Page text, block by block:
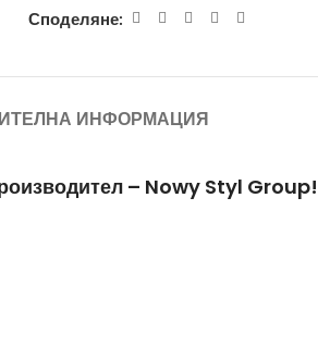
Споделяне:
ИНФОРМАЦИЯ
– Nowy Styl Group!